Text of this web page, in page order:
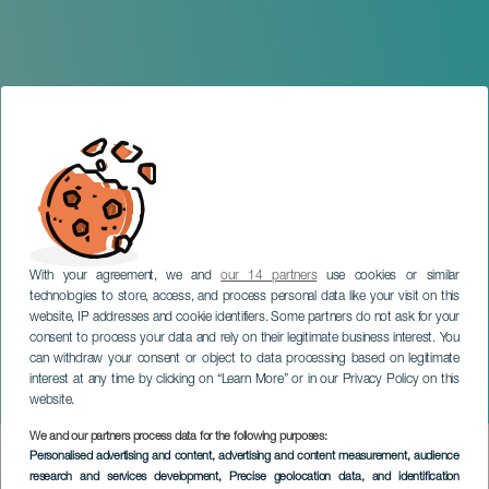
With your agreement, we andour 14 partnersuse cookies or similar
technologies to store, access, and process personal data like your visit on this
website, IP addresses and cookie identifiers. Some partners do not ask for your
consent to process your data and rely on their legitimate business interest. You
can withdraw your consent or object to data processing based on legitimate
interest at any time by clicking on “Learn More” or in our Privacy Policy on this
website.
We and our partners process data for the following purposes:
Personalised advertising and content, advertising and content measurement, audience
research and services development, Precise geolocation data, and identification
Metamorphosis Dance
GRAN CANARIA
Imagen
Listado